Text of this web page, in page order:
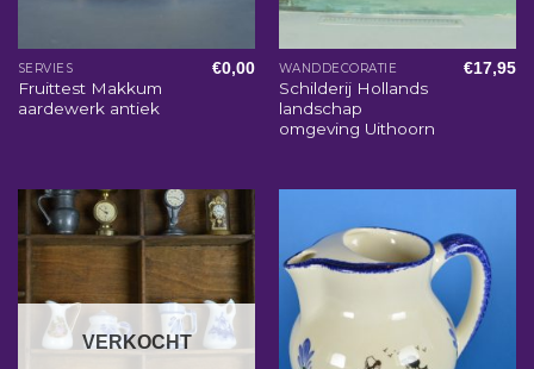
SERVIES
Fruittest Makkum
aardewerk antiek
€0,00 WANDDECORATIE
Schilderij Hollands
landschap
omgeving Uithoorn
€17,95
VERKOCHT